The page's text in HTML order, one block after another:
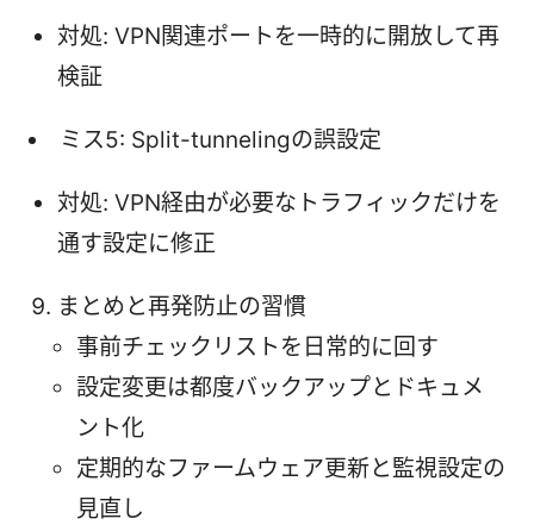
対処: VPN関連ポートを一時的に開放して再
検証
ミス5: Split-tunnelingの誤設定
対処: VPN経由が必要なトラフィックだけを
通す設定に修正
まとめと再発防止の習慣
事前チェックリストを日常的に回す
設定変更は都度バックアップとドキュメ
ント化
定期的なファームウェア更新と監視設定の
見直し